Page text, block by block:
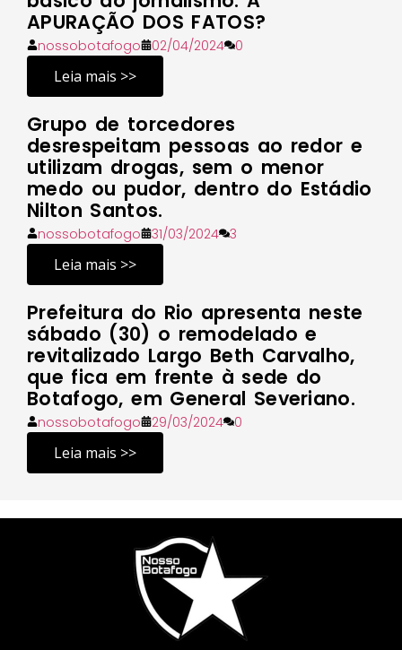
APURAÇÃO DOS FATOS?
nossobotafogo 02/04/2024 0
Leia mais >>
Grupo de torcedores
desrespeitam pessoas ao redor e
utilizam drogas, sem o menor
medo ou pudor, dentro do Estádio
Nilton Santos.
nossobotafogo 31/03/2024 3
Leia mais >>
Prefeitura do Rio apresenta neste
sábado (30) o remodelado e
revitalizado Largo Beth Carvalho,
que fica em frente à sede do
Botafogo, em General Severiano.
nossobotafogo 29/03/2024 0
Leia mais >>